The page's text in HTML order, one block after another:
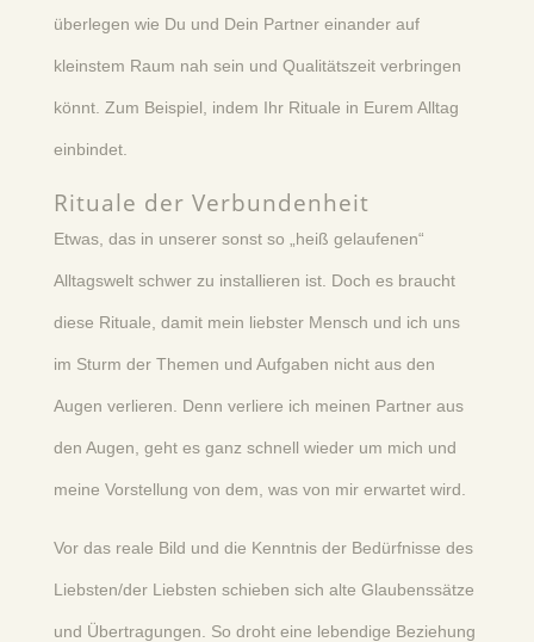
überlegen wie Du und Dein Partner einander auf
kleinstem Raum nah sein und Qualitätszeit verbringen
könnt. Zum Beispiel, indem Ihr Rituale in Eurem Alltag
einbindet.
Rituale der Verbundenheit
Etwas, das in unserer sonst so „heiß gelaufenen“
Alltagswelt schwer zu installieren ist. Doch es braucht
diese Rituale, damit mein liebster Mensch und ich uns
im Sturm der Themen und Aufgaben nicht aus den
Augen verlieren. Denn verliere ich meinen Partner aus
den Augen, geht es ganz schnell wieder um mich und
meine Vorstellung von dem, was von mir erwartet wird.
Vor das reale Bild und die Kenntnis der Bedürfnisse des
Liebsten/der Liebsten schieben sich alte Glaubenssätze
und Übertragungen. So droht eine lebendige Beziehung